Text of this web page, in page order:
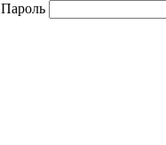
Пароль